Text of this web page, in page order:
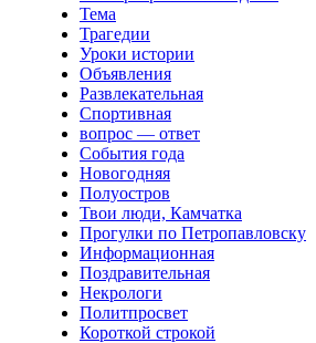
Тема
Трагедии
Уроки истории
Объявления
Развлекательная
Спортивная
вопрос — ответ
События года
Новогодняя
Полуостров
Твои люди, Камчатка
Прогулки по Петропавловску
Информационная
Поздравительная
Некрологи
Политпросвет
Короткой строкой